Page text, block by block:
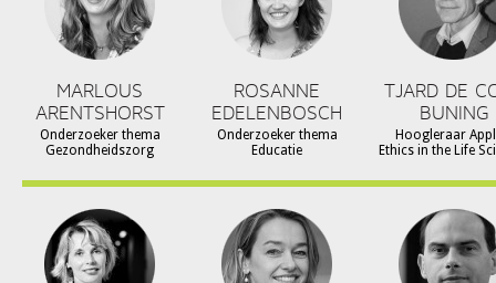
MARLOUS
ARENTSHORST
Onderzoeker thema
Gezondheidszorg
ROSANNE
EDELENBOSCH
Onderzoeker thema
Educatie
TJARD DE
BUNING
Hoogleraar
Ethics in the Life